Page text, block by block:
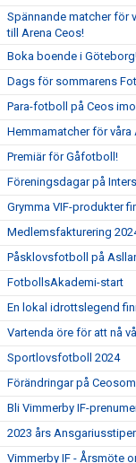
Spännande matcher för
till Arena Ceos!
Boka boende i
Dags för sommarens
Para-fotboll på Ceos
Hemmamatcher för våra
Premiär för Gåfotboll!
Föreningsdagar på
Grymma VIF-produkter
Medlemsfakturering
Påsklovsfotboll på
FotbollsAkademi-start
En lokal idrottslegend
Vartenda öre för att nå
Sportlovsfotboll 2024
Förändringar på
Bli Vimmerby IF-
2023 års
Vimmerby IF - Årsmöte